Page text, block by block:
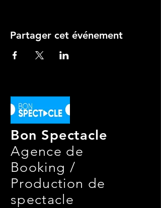
Partager cet événement
Bon Spectacle
Agence de
Booking /
Production de
spectacle